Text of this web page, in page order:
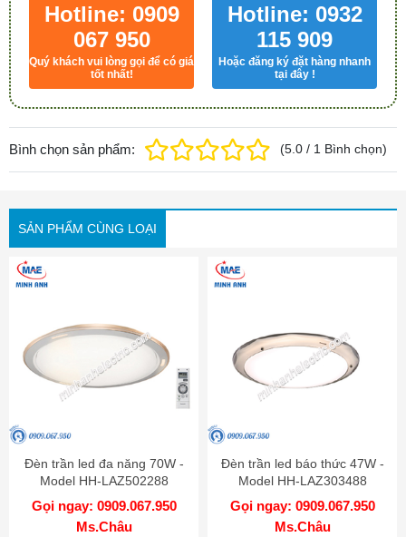
Hotline: 0909
067 950
Quý khách vui lòng gọi để có giá
tốt nhất!
Hotline: 0932
115 909
Hoặc đăng ký đặt hàng nhanh
tại đây !
Bình chọn sản phẩm: (5.0 / 1 Bình chọn)
SẢN PHẨM CÙNG LOẠI
Đèn trần led đa năng 70W -
Model HH-LAZ502288
Gọi ngay: 0909.067.950
Ms.Châu
Đèn trần led báo thức 47W -
Model HH-LAZ303488
Gọi ngay: 0909.067.950
Ms.Châu